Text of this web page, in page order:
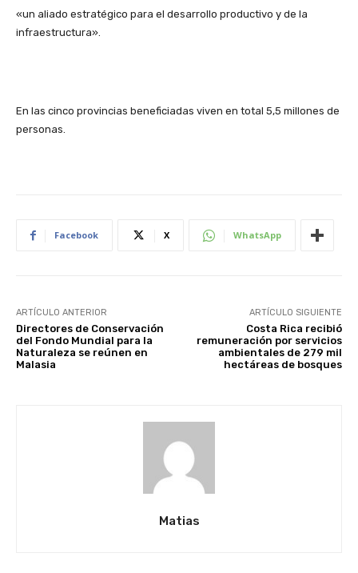
«un aliado estratégico para el desarrollo productivo y de la
infraestructura».
En las cinco provincias beneficiadas viven en total 5,5 millones de
personas.
Facebook X WhatsApp
ARTÍCULO ANTERIOR
Directores de Conservación
del Fondo Mundial para la
Naturaleza se reúnen en
Malasia
ARTÍCULO SIGUIENTE
Costa Rica recibió
remuneración por servicios
ambientales de 279 mil
hectáreas de bosques
Matias